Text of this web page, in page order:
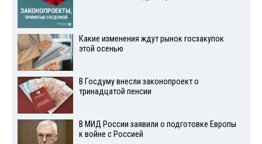
Какие изменения ждут рынок госзакупок
этой осенью
В Госдуму внесли законопроект о
тринадцатой пенсии
В МИД России заявили о подготовке Европы
к войне с Россией